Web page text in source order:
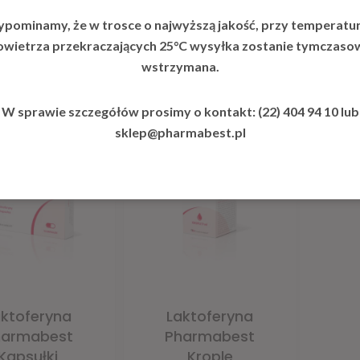
Przycisk Lupy
MOŻE SPODOBA SIĘ
Laktoferyna
Pharmabest
Krople
że w trosce o najwyższą jakość, przy
przekraczających 25°C wysyłka zostanie
wstrzymana.
W sprawie szczegółów prosimy o kontakt: (22) 404 94 10 lub
sklep@pharmabest.pl